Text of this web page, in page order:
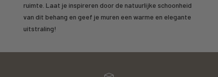
ruimte. Laat je inspireren door de natuurlijke schoonheid
van dit behang en geef je muren een warme en elegante
uitstraling!